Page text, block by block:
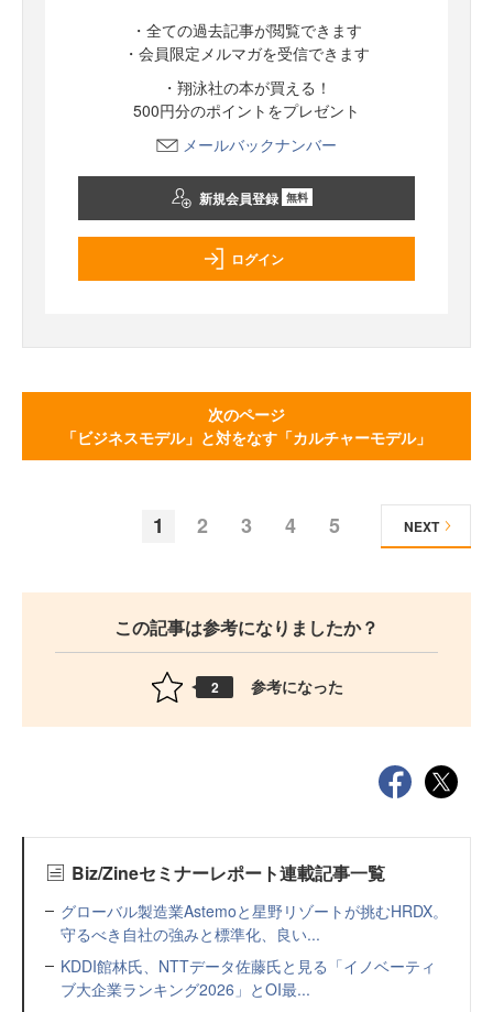
・全ての過去記事が閲覧できます
・会員限定メルマガを受信できます
・翔泳社の本が買える！
500円分のポイントをプレゼント
メールバックナンバー
新規会員登録 無料
ログイン
次のページ
「ビジネスモデル」と対をなす「カルチャーモデル」
1 2 3 4 5 NEXT
この記事は参考になりましたか？
2 参考になった
Biz/Zineセミナーレポート連載記事一覧
グローバル製造業Astemoと星野リゾートが挑むHRDX。
守るべき自社の強みと標準化、良い...
KDDI館林氏、NTTデータ佐藤氏と見る「イノベーティ
ブ大企業ランキング2026」とOI最...